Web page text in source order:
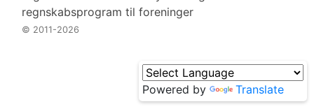
© 2011-2026
Powered by Translate